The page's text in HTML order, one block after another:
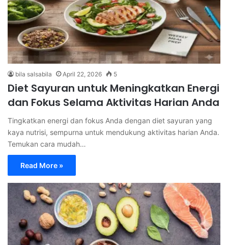
bila salsabila April 22, 2026 5
Diet Sayuran untuk Meningkatkan Energi
dan Fokus Selama Aktivitas Harian Anda
Tingkatkan energi dan fokus Anda dengan diet sayuran yang
kaya nutrisi, sempurna untuk mendukung aktivitas harian Anda.
Temukan cara mudah…
Read More »